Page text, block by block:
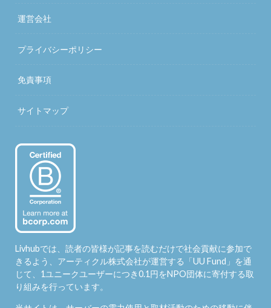
運営会社
プライバシーポリシー
免責事項
サイトマップ
Livhubでは、読者の皆様が記事を読むだけで社会貢献に参加で
きるよう、アーティクル株式会社が運営する「UU Fund 」を通
じて、1ユニークユーザーにつき0.1円をNPO団体に寄付する取
り組みを行っています。